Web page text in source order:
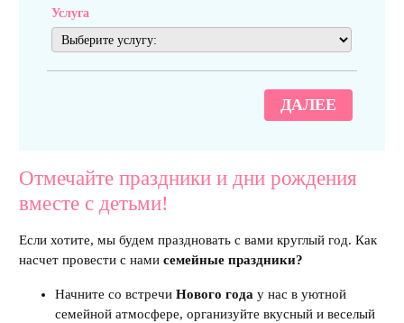
Услуга
ДАЛЕЕ
Отмечайте праздники и дни рождения
вместе с детьми!
Если хотите, мы будем праздновать с вами круглый год. Как
насчет провести с намисемейные праздники?
Начните со встречиНового года у нас в уютной
семейной атмосфере, организуйте вкусный и веселый